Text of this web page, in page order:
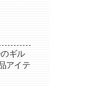
ギル
アイテ